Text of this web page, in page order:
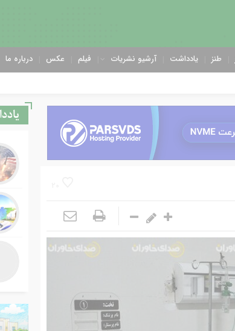
طنز یادداشت آرشیو نشریات فیلم عکس درباره ما